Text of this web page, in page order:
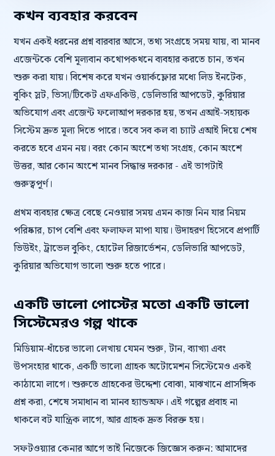
কখন ব্যবহার করবেন
যখন একই ধরনের প্রশ্ন বারবার আসে, তথ্য সংগ্রহে সময় যায়, বা মানব
এজেন্টকে বেশি মূল্যবান কথোপকথনে ব্যবহার করতে চান, তখন
শুরু করা যায়। বিশেষ করে যখন ওয়ার্কফ্লোর মধ্যে লিড ইনটেক,
বুকিং স্লট, ভিসা/টিকেট এফএকিউ, ডেলিভারি আপডেট, কুরিয়ার
অভিযোগ এবং এজেন্ট ফলোআপ দরকার হয়, তখন এআই-সহায়ক
সিস্টেম দ্রুত মূল্য দিতে পারে। তবে সব কল বা চ্যাট এআই দিয়ে শেষ
করতে হবে এমন নয়। বরং কোন অংশে তথ্য সংগ্রহ, কোন অংশে
উত্তর, আর কোন অংশে মানব সিদ্ধান্ত দরকার - এই ভাগটাই
গুরুত্বপূর্ণ।
প্রথম ব্যবহার ক্ষেত্র বেছে নেওয়ার সময় এমন কাজ নিন যার নিয়ম
পরিষ্কার, চাপ বেশি এবং ফলাফল মাপা যায়। উদাহরণ হিসেবে প্রপার্টি
ভিউইং, ট্রাভেল বুকিং, হোটেল রিজার্ভেশন, ডেলিভারি আপডেট,
কুরিয়ার অভিযোগ ভালো শুরু হতে পারে।
একটি ভালো পোস্টের মতো একটি ভালো
সিস্টেমেরও গল্প থাকে
মিডিয়াম-ধাঁচের ভালো লেখায় যেমন শুরু, টান, ব্যাখ্যা এবং
উপসংহার থাকে, একটি ভালো গ্রাহক অটোমেশন সিস্টেমেও একই
কাঠামো লাগে। শুরুতে গ্রাহকের উদ্দেশ্য বোঝা, মাঝখানে প্রাসঙ্গিক
প্রশ্ন করা, শেষে সমাধান বা মানব হ্যান্ডঅফ। এই গল্পের প্রবাহ না
থাকলে বট যান্ত্রিক লাগে, আর গ্রাহক দ্রুত বিরক্ত হয়।
সফটওয়্যার কেনার আগে তাই নিজেকে জিজ্ঞেস করুন: আমাদের